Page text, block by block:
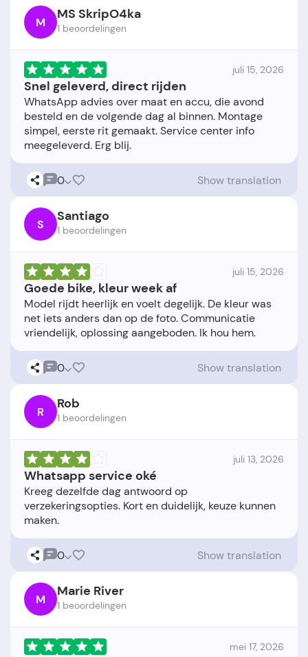
M MS SkripO4ka
1 beoordelingen
juli 15, 2026
Snel geleverd, direct rijden
WhatsApp advies over maat en accu, die avond
besteld en de volgende dag al binnen. Montage
simpel, eerste rit gemaakt. Service center info
0 Show translation
S Santiago
1 beoordelingen
juli 15, 2026
Goede bike, kleur week af
Model rijdt heerlijk en voelt degelijk. De kleur was
net iets anders dan op de foto. Communicatie
0 Show translation
R Rob
1 beoordelingen
juli 13, 2026
Whatsapp service oké
Kreeg dezelfde dag antwoord op
verzekeringsopties. Kort en duidelijk, keuze kunnen
0 Show translation
M Marie River
1 beoordelingen
mei 17, 2026